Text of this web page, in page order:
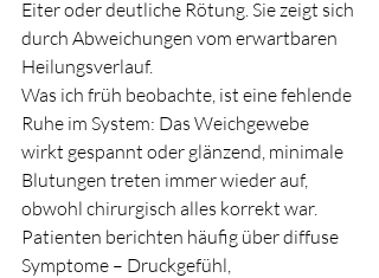
Eiter oder deutliche Rötung. Sie zeigt sich
durch Abweichungen vom erwartbaren
Heilungsverlauf.
Was ich früh beobachte, ist eine fehlende
Ruhe im System: Das Weichgewebe
wirkt gespannt oder glänzend, minimale
Blutungen treten immer wieder auf,
obwohl chirurgisch alles korrekt war.
Patienten berichten häufig über diffuse
Symptome – Druckgefühl,